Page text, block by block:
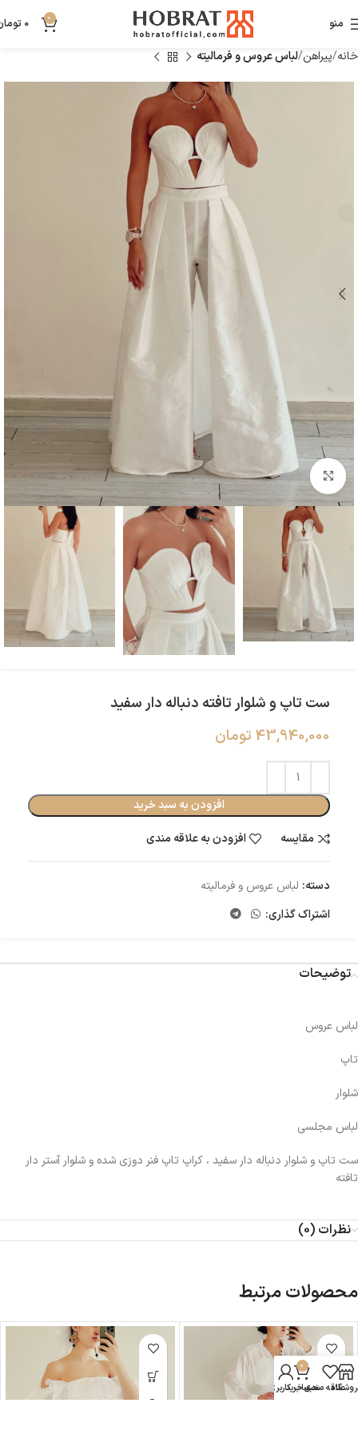
منو 0
0
خانه پیراهن لباس عروس و فرمالیته
بزرگنمایی تصویر
ست تاپ و شلوار تافته دنباله دار سفید
43,940,000 تومان
افزودن به سبد خرید
مقایسه
افزودن به علاقه مندی
دسته: لباس عروس و فرمالیته
اشتراک گذاری:
توضیحات
لباس عروس
تاپ
شلوار
لباس مجلسی
ست تاپ و شلوار دنباله دار سفید ، کراپ تاپ فنر دوزی شده و شلوار آستر دار
تافته
نظرات (0)
محصولات مرتبط
علاقه مندی
0
سبد خرید
حساب کاربری من